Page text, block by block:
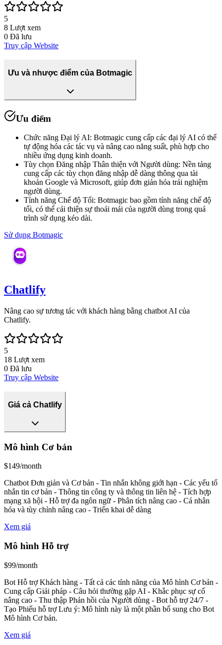
5
8 Lượt xem
0 Đã lưu
Truy cập Website
Ưu và nhược điểm của Botmagic
Ưu điểm
Chức năng Đại lý AI: Botmagic cung cấp các đại lý AI có thể
tự động hóa các tác vụ và nâng cao năng suất, phù hợp cho
nhiều ứng dụng kinh doanh.
Tùy chọn Đăng nhập Thân thiện với Người dùng: Nền tảng
cung cấp các tùy chọn đăng nhập dễ dàng thông qua tài
khoản Google và Microsoft, giúp đơn giản hóa trải nghiệm
người dùng.
Tính năng Chế độ Tối: Botmagic bao gồm tính năng chế độ
tối, có thể cải thiện sự thoải mái của người dùng trong quá
trình sử dụng kéo dài.
Sử dụng Botmagic
Chatlify
Nâng cao sự tương tác với khách hàng bằng chatbot AI của
Chatlify.
5
18 Lượt xem
0 Đã lưu
Truy cập Website
Giá cả Chatlify
Mô hình Cơ bản
$149/month
Chatbot Đơn giản và Cơ bản - Tin nhắn không giới hạn - Các yếu tố
nhắn tin cơ bản - Thông tin công ty và thông tin liên hệ - Tích hợp
mạng xã hội - Hỗ trợ đa ngôn ngữ - Phân tích nâng cao - Cá nhân
hóa và tùy chỉnh nâng cao - Triển khai dễ dàng
Xem giá
Mô hình Hỗ trợ
$99/month
Bot Hỗ trợ Khách hàng - Tất cả các tính năng của Mô hình Cơ bản -
Cung cấp Giải pháp - Câu hỏi thường gặp AI - Khắc phục sự cố
nâng cao - Thu thập Phản hồi của Người dùng - Bot hỗ trợ 24/7 -
Tạo Phiếu hỗ trợ Lưu ý: Mô hình này là một phần bổ sung cho Bot
Mô hình Cơ bản.
Xem giá